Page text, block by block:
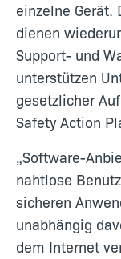
einzelne Gerät.
dienen
Support- und
unterstützen
gesetzlicher
Safety Action
„Software-
nahtlose
sicheren
unabhängig
dem Internet